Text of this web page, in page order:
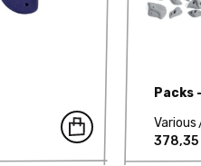
Packs
Various
378,35